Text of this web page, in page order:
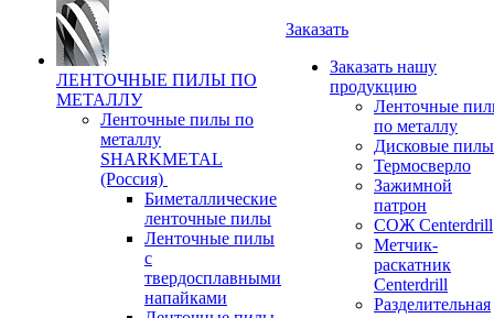
ЛЕНТОЧНЫЕ ПИЛЫ ПО
МЕТАЛЛУ
Ленточные пилы по
металлу
SHARKMETAL
(Россия)
Биметаллические
ленточные пилы
Ленточные пилы
с
твердосплавными
напайками
Заказать
Заказать нашу
продукцию
Ленточные
по металлу
Дисковые пилы
Термосверло
Зажимной
патрон
СОЖ Centerdrill
Метчик-
раскатник
Centerdrill
Разделительная